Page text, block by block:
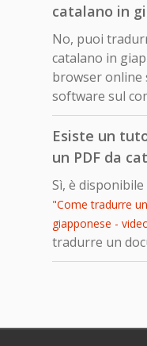
catalano in
No, puoi
catalano in
browser online
software sul
Esiste un
un PDF da
Sì, è
"Come tradurre
giapponese -
tradurre un